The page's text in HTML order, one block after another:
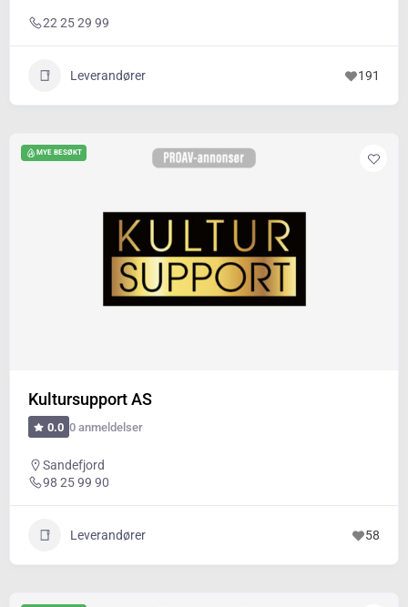
22 25 29 99
Leverandører 191
MYE BESØKT
Kultursupport AS
0.0 0 anmeldelser
Sandefjord
98 25 99 90
Leverandører 58